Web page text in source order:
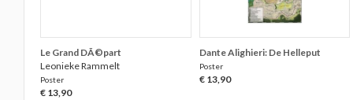
Le Grand DÃ©part
Leonieke Rammelt
Poster
€ 13,90
Dante Alighieri: De Helleput
Poster
€ 13,90